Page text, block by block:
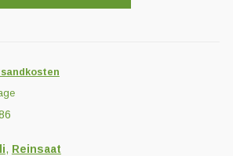
, Reinsaat